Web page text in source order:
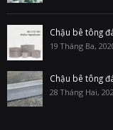
Chậu bê tông
19 Tháng Ba,
Chậu bê tông
28 Tháng Hai,